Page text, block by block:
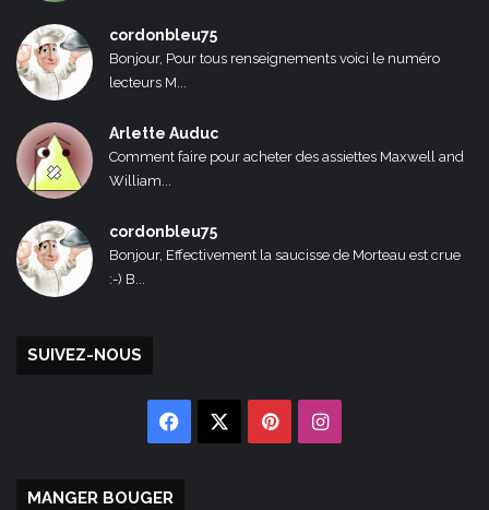
cordonbleu75
Bonjour, Pour tous renseignements voici le numéro
lecteurs M...
Arlette Auduc
Comment faire pour acheter des assiettes Maxwell and
William...
cordonbleu75
Bonjour, Effectivement la saucisse de Morteau est crue
:-) B...
SUIVEZ-NOUS
Facebook PinterestInstagram
MANGER BOUGER